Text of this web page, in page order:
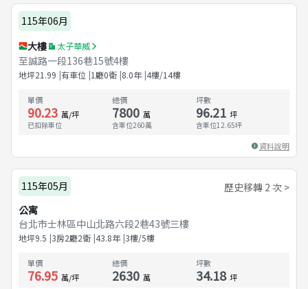
115年06月
大樓
太子華威
至誠路一段136巷15號4樓
地坪21.99 有車位 1廳0衛 8.0年 4樓/14樓
單價
90.23 萬/坪
已扣除車位
總價
7800 萬
含車位260萬
坪數
96.21 坪
含車位12.65坪
資料說明
115年05月
歷史移轉 2 次 >
公寓
台北市士林區中山北路六段2巷43號三樓
地坪9.5 3房2廳2衛 43.8年 3樓/5樓
單價
76.95 萬/坪
總價
2630 萬
坪數
34.18 坪